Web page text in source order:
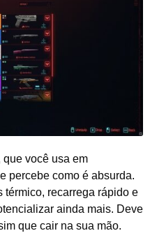
você usa em
percebe como é absurda.
térmico, recarrega rápido e
ainda mais. Deve
que cair na sua mão.